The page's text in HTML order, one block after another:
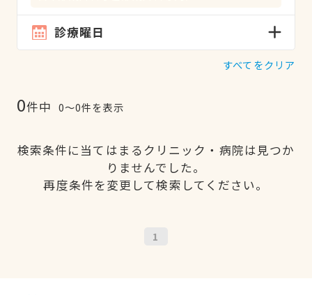
診療曜日
すべてをクリア
0件中 0〜0件を表示
検索条件に当てはまるクリニック・病院は見つか
りませんでした。
再度条件を変更して検索してください。
1